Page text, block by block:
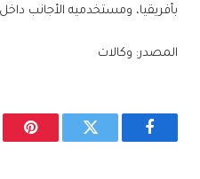
بأفريقيا، ومستخدميه الأجانب
المصدر: وكالات
فيسبوك تويتر